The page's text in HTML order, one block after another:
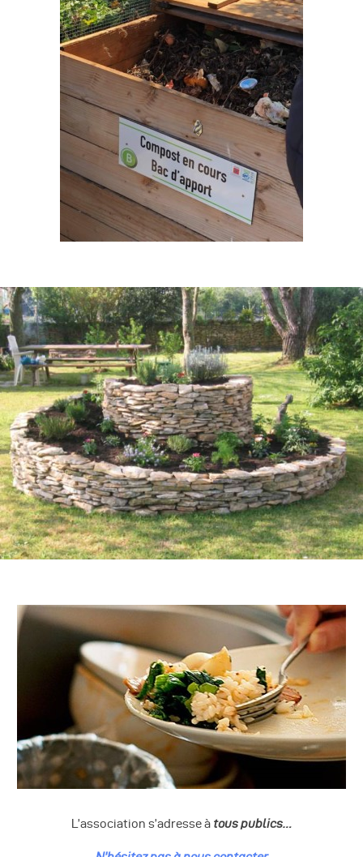
L’association s’adresse à tous publics…